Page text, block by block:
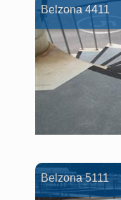
Belzona 4411
Belzona 5111